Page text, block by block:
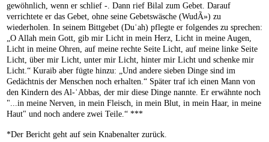
gewöhnlich, wenn er schlief -. Dann rief Bilal zum Gebet. Darauf
verrichtete er das Gebet, ohne seine Gebetswäsche (WudÃ») zu
wiederholen. In seinem Bittgebet (Duʿah) pflegte er folgendes zu sprechen:
„O Allah mein Gott, gib mir Licht in mein Herz, Licht in meine Augen,
Licht in meine Ohren, auf meine rechte Seite Licht, auf meine linke Seite
Licht, über mir Licht, unter mir Licht, hinter mir Licht und schenke mir
Licht.“ Kuraib aber fügte hinzu: „Und andere sieben Dinge sind im
Gedächtnis der Menschen noch erhalten.“ Später traf ich einen Mann von
den Kindern des Al-ʿAbbas, der mir diese Dinge nannte. Er erwähnte noch
"...in meine Nerven, in mein Fleisch, in mein Blut, in mein Haar, in meine
Haut" und noch andere zwei Teile.“ ***
*Der Bericht geht auf sein Knabenalter zurück.